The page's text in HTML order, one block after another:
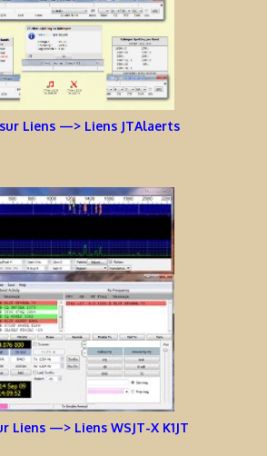
Liens —> Liens JTAlaerts
Liens —> Liens WSJT-X K1JT